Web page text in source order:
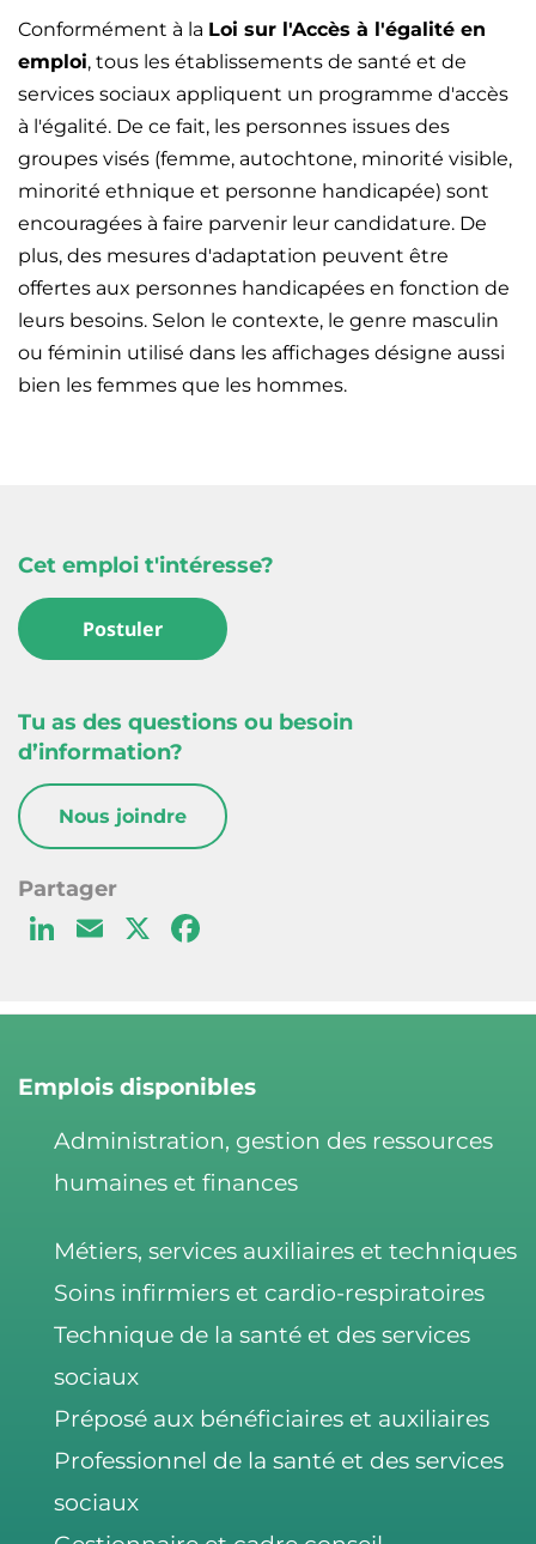
Conformément à la Loi sur l'Accès à l'égalité en
emploi, tous les établissements de santé et de
services sociaux appliquent un programme d'accès
à l'égalité. De ce fait, les personnes issues des
groupes visés (femme, autochtone, minorité visible,
minorité ethnique et personne handicapée) sont
encouragées à faire parvenir leur candidature. De
plus, des mesures d'adaptation peuvent être
offertes aux personnes handicapées en fonction de
leurs besoins. Selon le contexte, le genre masculin
ou féminin utilisé dans les affichages désigne aussi
bien les femmes que les hommes.
Cet emploi t'intéresse?
Postuler
Tu as des questions ou besoin
d’information?
Nous joindre
Li
k
d
I
n
E
ai
X
c
b
o
k
Emplois disponibles
Administration, gestion des ressources
humaines et finances
Métiers, services auxiliaires et techniques
Soins infirmiers et cardio-respiratoires
Technique de la santé et des services
sociaux
Préposé aux bénéficiaires et auxiliaires
Professionnel de la santé et des services
sociaux